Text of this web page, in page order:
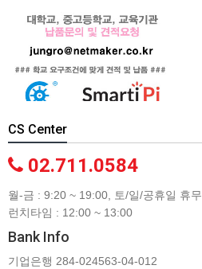
CS Center
02.711.0584
월-금 : 9:20 ~ 19:00, 토/일/공휴일 휴무
런치타임 : 12:00 ~ 13:00
Bank Info
기업은행 284-024563-04-012